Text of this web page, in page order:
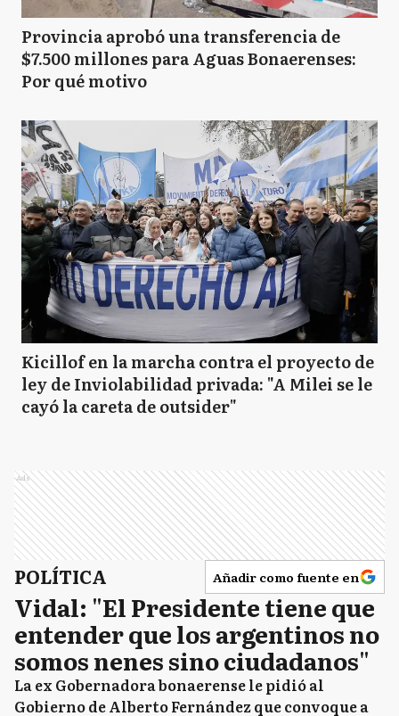
Provincia aprobó una transferencia de
$7.500 millones para Aguas Bonaerenses:
Por qué motivo
Kicillof en la marcha contra el proyecto de
ley de Inviolabilidad privada: "A Milei se le
cayó la careta de outsider"
Ads
POLÍTICA Añadir como fuente en
Vidal: "El Presidente tiene que
entender que los argentinos no
somos nenes sino ciudadanos"
La ex Gobernadora bonaerense le pidió al
Gobierno de Alberto Fernández que convoque a